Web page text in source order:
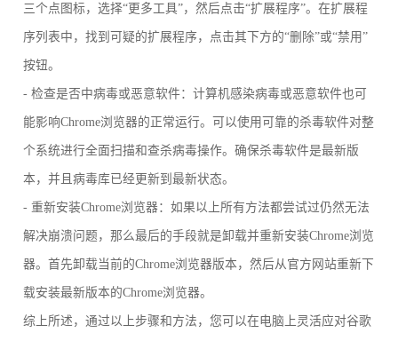
三个点图标，选择“更多工具”，然后点击“扩展程序”。在扩展程
序列表中，找到可疑的扩展程序，点击其下方的“删除”或“禁用”
按钮。
- 检查是否中病毒或恶意软件：计算机感染病毒或恶意软件也可
能影响Chrome浏览器的正常运行。可以使用可靠的杀毒软件对整
个系统进行全面扫描和查杀病毒操作。确保杀毒软件是最新版
本，并且病毒库已经更新到最新状态。
- 重新安装Chrome浏览器：如果以上所有方法都尝试过仍然无法
解决崩溃问题，那么最后的手段就是卸载并重新安装Chrome浏览
器。首先卸载当前的Chrome浏览器版本，然后从官方网站重新下
载安装最新版本的Chrome浏览器。
综上所述，通过以上步骤和方法，您可以在电脑上灵活应对谷歌